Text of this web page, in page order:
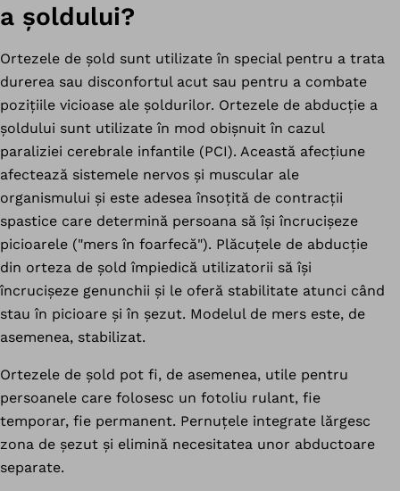
a șoldului?
Ortezele de șold sunt utilizate în special pentru a trata
durerea sau disconfortul acut sau pentru a combate
pozițiile vicioase ale șoldurilor. Ortezele de abducție a
șoldului sunt utilizate în mod obișnuit în cazul
paraliziei cerebrale infantile (PCI). Această afecțiune
afectează sistemele nervos și muscular ale
organismului și este adesea însoțită de contracții
spastice care determină persoana să își încrucișeze
picioarele ("mers în foarfecă"). Plăcuțele de abducție
din orteza de șold împiedică utilizatorii să își
încrucișeze genunchii și le oferă stabilitate atunci când
stau în picioare și în șezut. Modelul de mers este, de
asemenea, stabilizat.
Ortezele de șold pot fi, de asemenea, utile pentru
persoanele care folosesc un fotoliu rulant, fie
temporar, fie permanent. Pernuțele integrate lărgesc
zona de șezut și elimină necesitatea unor abductoare
separate.